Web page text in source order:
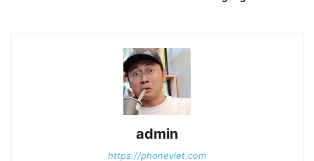
admin
https://phoneviet.com